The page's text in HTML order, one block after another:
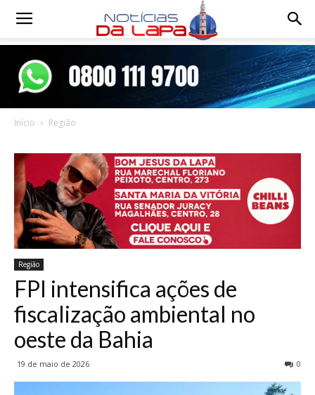
Notícias
Início Região
Região
FPI intensifica ações de
fiscalização ambiental no
oeste da Bahia
19 de maio de 2026 0